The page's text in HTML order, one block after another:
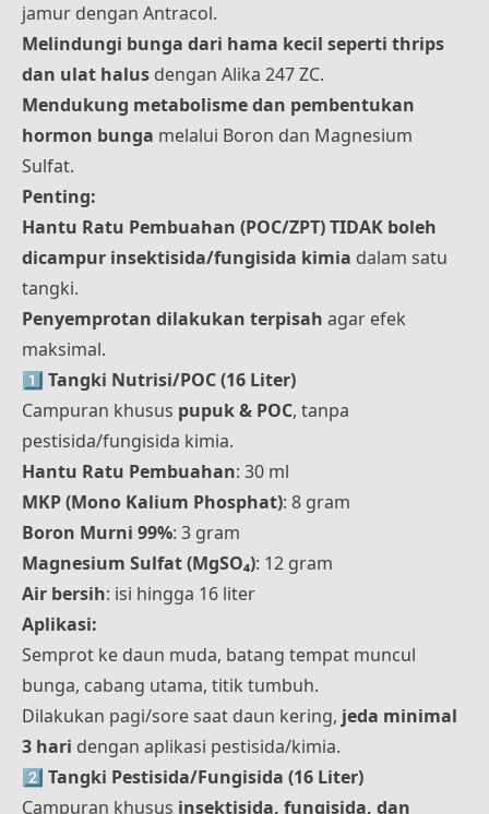
jamur dengan Antracol.
Melindungi bunga dari hama kecil seperti thrips
dan ulat halus dengan Alika 247 ZC.
Mendukung metabolisme dan pembentukan
hormon bunga melalui Boron dan Magnesium
Sulfat.
Penting:
Hantu Ratu Pembuahan (POC/ZPT) TIDAK boleh
dicampur insektisida/fungisida kimia dalam satu
tangki.
Penyemprotan dilakukan terpisah agar efek
maksimal.
1️⃣ Tangki Nutrisi/POC (16 Liter)
Campuran khusus pupuk & POC, tanpa
pestisida/fungisida kimia.
Hantu Ratu Pembuahan: 30 ml
MKP (Mono Kalium Phosphat): 8 gram
Boron Murni 99%: 3 gram
Magnesium Sulfat (MgSO₄): 12 gram
Air bersih: isi hingga 16 liter
Aplikasi:
Semprot ke daun muda, batang tempat muncul
bunga, cabang utama, titik tumbuh.
Dilakukan pagi/sore saat daun kering, jeda minimal
3 hari dengan aplikasi pestisida/kimia.
2️⃣ Tangki Pestisida/Fungisida (16 Liter)
Campuran khusus insektisida, fungisida, dan